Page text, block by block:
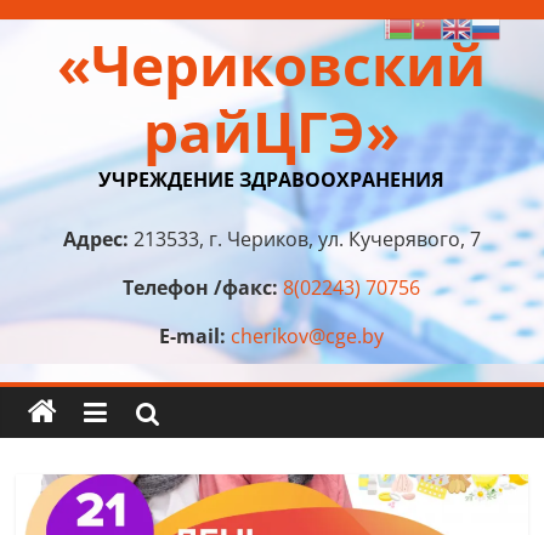
Перейти
содержимому«Чериковский
райЦГЭ»
УЧРЕЖДЕНИЕ ЗДРАВООХРАНЕНИЯ
Адрес: 213533, г. Чериков, ул. Кучерявого, 7
Телефон /факс:8(02243) 70756
E-mail: cherikov@cge.by